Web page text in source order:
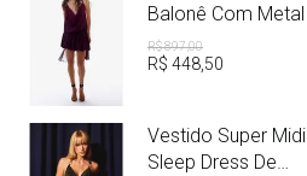
Balonê Com Metal
R$897,00
R$ 448, 50
Vestido Super Midi
Sleep Dress De